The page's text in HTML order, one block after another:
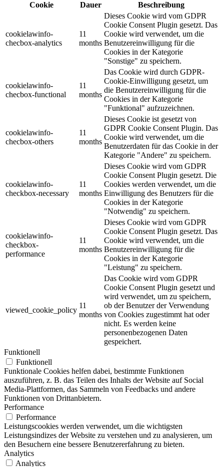
Cookie
Dauer Beschreibung
cookielawinfo-
checbox-analytics
11
months
Dieses Cookie wird vom GDPR
Cookie Consent Plugin gesetzt. Das
Cookie wird verwendet, um die
Benutzereinwilligung für die
Cookies in der Kategorie
"Sonstige" zu speichern.
cookielawinfo-
checbox-functional
11
months
Das Cookie wird durch GDPR-
Cookie-Einwilligung gesetzt, um
die Benutzereinwilligung für die
Cookies in der Kategorie
"Funktional" aufzuzeichnen.
cookielawinfo-
checbox-others
11
months
Dieses Cookie ist gesetzt von
GDPR Cookie Consent Plugin. Das
Cookie wird verwendet, um die
Benutzerdaten für das Cookie in der
Kategorie "Andere" zu speichern.
cookielawinfo-
checkbox-necessary
11
months
Dieses Cookie wird vom GDPR
Cookie Consent Plugin gesetzt. Die
Cookies werden verwendet, um die
Einwilligung des Benutzers für die
Cookies in der Kategorie
"Notwendig" zu speichern.
cookielawinfo-
checkbox-
performance
11
months
Dieses Cookie wird vom GDPR
Cookie Consent Plugin gesetzt. Das
Cookie wird verwendet, um die
Benutzereinwilligung für die
Cookies in der Kategorie
"Leistung" zu speichern.
viewed_cookie_policy
11
months
Das Cookie wird vom GDPR
Cookie Consent Plugin gesetzt und
wird verwendet, um zu speichern,
ob der Benutzer der Verwendung
von Cookies zugestimmt hat oder
nicht. Es werden keine
personenbezogenen Daten
gespeichert.
Funktionell
Funktionell
Funktionale Cookies helfen dabei, bestimmte Funktionen
auszuführen, z. B. das Teilen des Inhalts der Website auf Social
Media-Plattformen, das Sammeln von Feedbacks und andere
Funktionen von Drittanbietern.
Performance
Performance
Leistungscookies werden verwendet, um die wichtigsten
Leistungsindizes der Website zu verstehen und zu analysieren, um
den Besuchern eine bessere Benutzererfahrung zu bieten.
Analytics
Analytics